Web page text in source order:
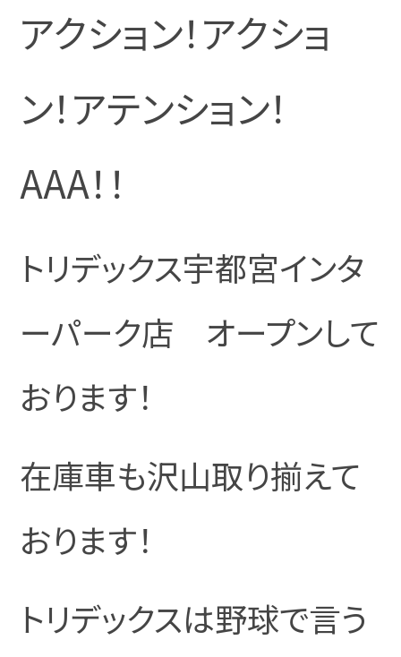
アクション！アクショ
ン！アテンション！
AAA！！
トリデックス宇都宮インタ
ーパーク店 オープンして
おります！
在庫車も沢山取り揃えて
おります！
トリデックスは野球で言う